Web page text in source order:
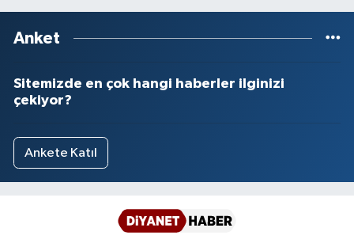
Anket
Sitemizde en çok hangi haberler ilginizi
çekiyor?
Ankete Katıl
Zonguldak Müftülüğü